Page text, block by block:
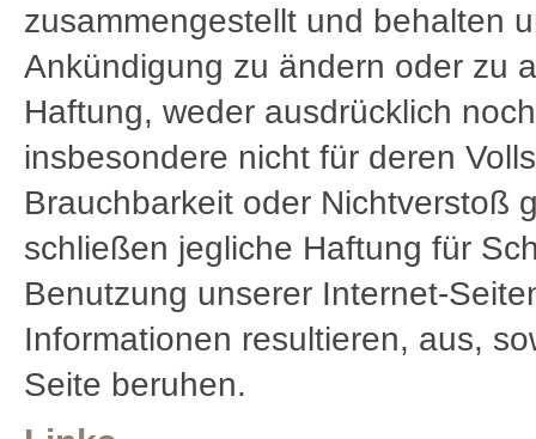
zusammengestellt und behalten
Ankündigung zu ändern oder zu
Haftung, weder ausdrücklich
insbesondere nicht für deren
Brauchbarkeit oder Nichtverstoß
schließen jegliche Haftung für
Benutzung unserer Internet-
Informationen resultieren, aus,
Seite beruhen.